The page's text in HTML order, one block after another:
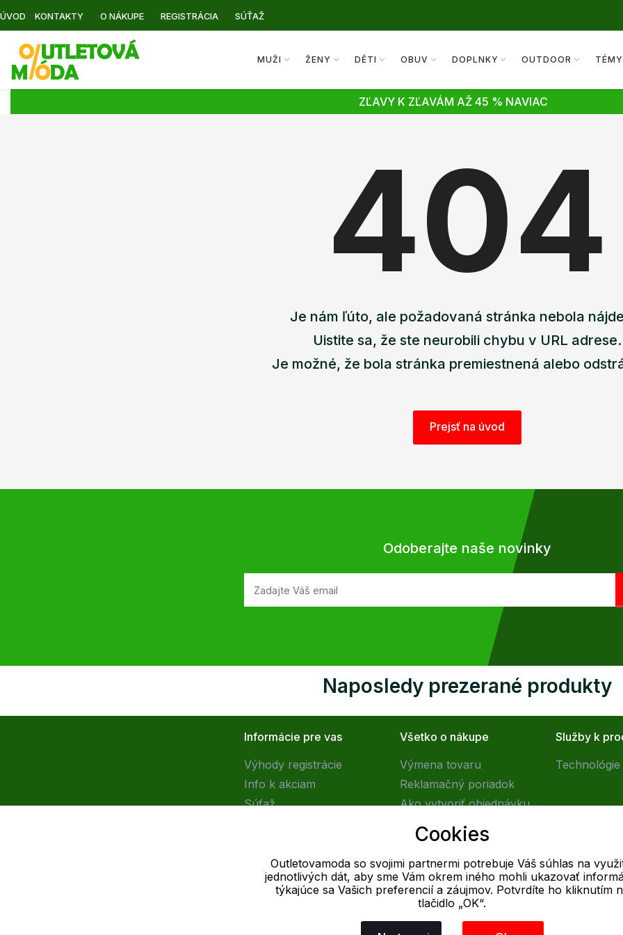
ÚVOD KONTAKTY O NÁKUPE REGISTRÁCIA SÚŤAŽ
MUŽI ŽENY DĚTI OBUV DOPLNKY OUTDOOR TÉMY
ZĽAVY K ZĽAVÁM AŽ 45 % NAVIAC
404
Je nám ľúto, ale požadovaná stránka nebola
Uistite sa, že ste neurobili chybu v URL adrese.
Je možné, že bola stránka premiestnená alebo
Prejsť na úvod
Odoberajte naše novinky
Naposledy prezerané produkty
Informácie pre vas
Výhody registrácie
Info k akciam
Súťaž
Všetko o nákupe
Výmena tovaru
Reklamačný poriadok
Ako vytvoriť objednávku
Obchodné podmienky
Doprava
Služby k
E-mail
Online
info@outletovamoda.sk
Cookies
Outletovamoda so svojimi partnermi potrebuje Váš súhlas na
jednotlivých dát, aby sme Vám okrem iného mohli ukazovať
týkajúce sa Vašich preferencií a záujmov. Potvrdíte ho kliknutím
tlačidlo „OK“.